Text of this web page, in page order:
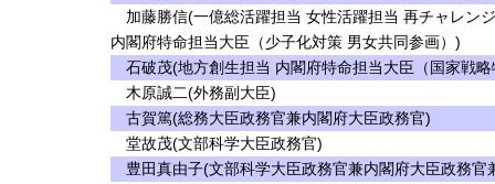
加藤勝信(一億総活躍担当 女性活躍担当 再チャレン
内閣府特命担当大臣（少子化対策 男女共同参画）)
石破茂(地方創生担当 内閣府特命担当大臣（国家戦
木原誠二(外務副大臣)
古賀篤(総務大臣政務官兼内閣府大臣政務官)
堂故茂(文部科学大臣政務官)
豊田真由子(文部科学大臣政務官兼内閣府大臣政務官